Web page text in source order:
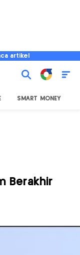
artikel
SMART MONEY
Berakhir